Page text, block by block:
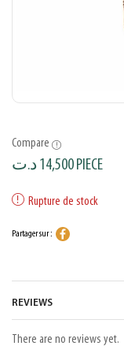
Compare
14,500د.ت PIECE
Rupture de stock
Partager sur :
REVIEWS
There are no reviews yet.